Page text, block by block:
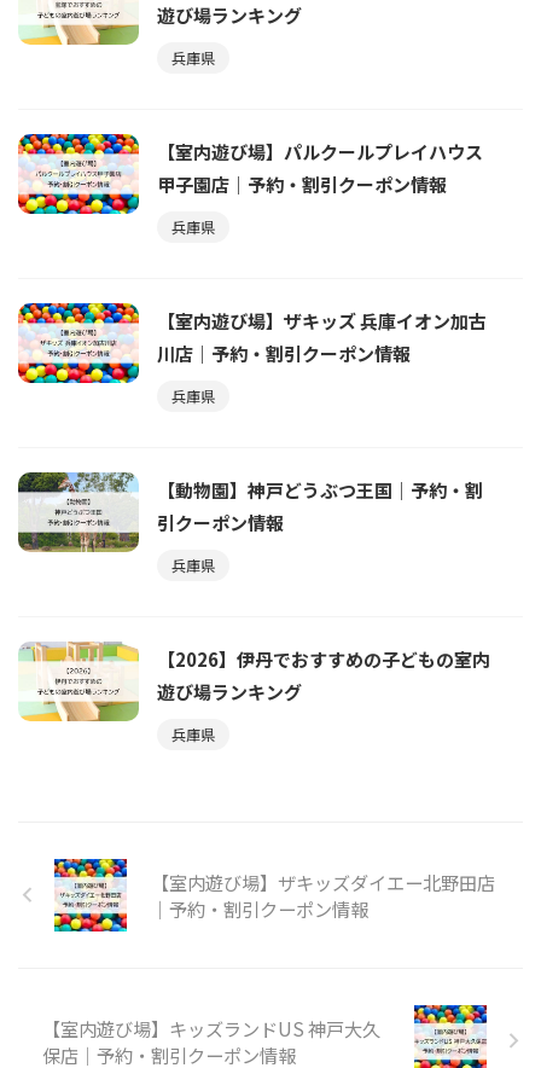
遊び場ランキング
兵庫県
【室内遊び場】パルクールプレイハウス
甲子園店｜予約・割引クーポン情報
兵庫県
【室内遊び場】ザキッズ 兵庫イオン加古
川店｜予約・割引クーポン情報
兵庫県
【動物園】神戸どうぶつ王国｜予約・割
引クーポン情報
兵庫県
【2026】伊丹でおすすめの子どもの室内
遊び場ランキング
兵庫県
【室内遊び場】ザキッズダイエー北野田店
｜予約・割引クーポン情報
【室内遊び場】キッズランドUS 神戸大久
保店｜予約・割引クーポン情報